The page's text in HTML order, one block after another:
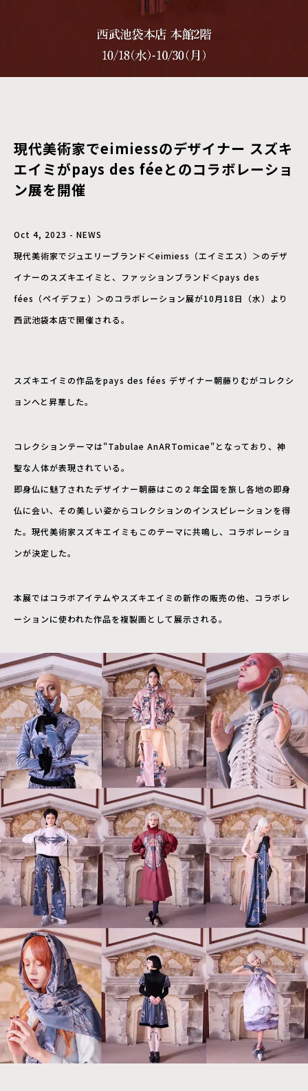
現代美術家でeimiessのデザイナー スズキ
エイミがpays des féeとのコラボレーショ
ン展を開催
Oct 4, 2023 - NEWS
現代美術家でジュエリーブランド＜eimiess（エイミエス）＞のデザ
イナーのスズキエイミと、ファッションブランド＜pays des
fées（ペイデフェ）＞のコラボレーション展が10月18日（水）より
西武池袋本店で開催される。
スズキエイミの作品をpays des fées デザイナー朝藤りむがコレクシ
ョンへと昇華した。
コレクションテーマは"Tabulae AnARTomicae"となっており、神
聖な人体が表現されている。
即身仏に魅了されたデザイナー朝藤はこの２年全国を旅し各地の即身
仏に会い、その美しい姿からコレクションのインスピレーションを得
た。現代美術家スズキエイミもこのテーマに共鳴し、コラボレーショ
ンが決定した。
本展ではコラボアイテムやスズキエイミの新作の販売の他、コラボレ
ーションに使われた作品を複製画として展示される。